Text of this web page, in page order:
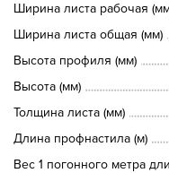
Ширина листа рабочая
Ширина листа общая (мм)
Высота профиля (мм)
Высота (мм)
Толщина листа (мм)
Длина профнастила (м)
Вес 1 погонного метра